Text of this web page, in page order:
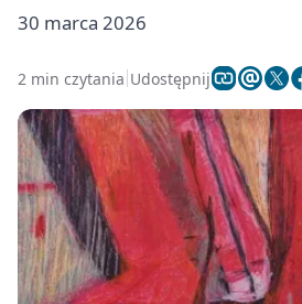
30 marca 2026
2 min czytania Udostępnij